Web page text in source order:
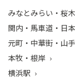
みなとみらい・桜
関内・馬車道・日
元町・中華街・山手
本牧・根岸
横浜駅